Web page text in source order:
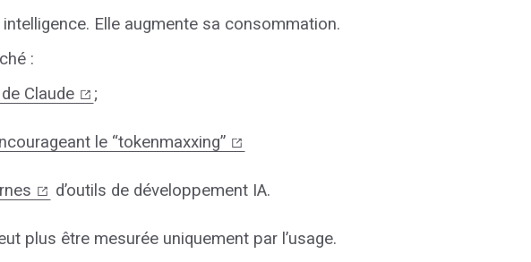
intelligence. Elle augmente sa consommation.
:
Claude ;
le “tokenmaxxing”
d’outils de développement IA.
plus être mesurée uniquement par l’usage.